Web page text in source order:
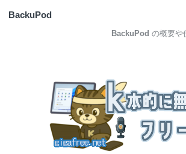
BackuPod
BackuPod の概要や